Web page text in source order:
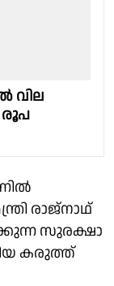
വില
രൂപ
രാജ്‌നാഥ്
സുരക്ഷാ
കരുത്ത്